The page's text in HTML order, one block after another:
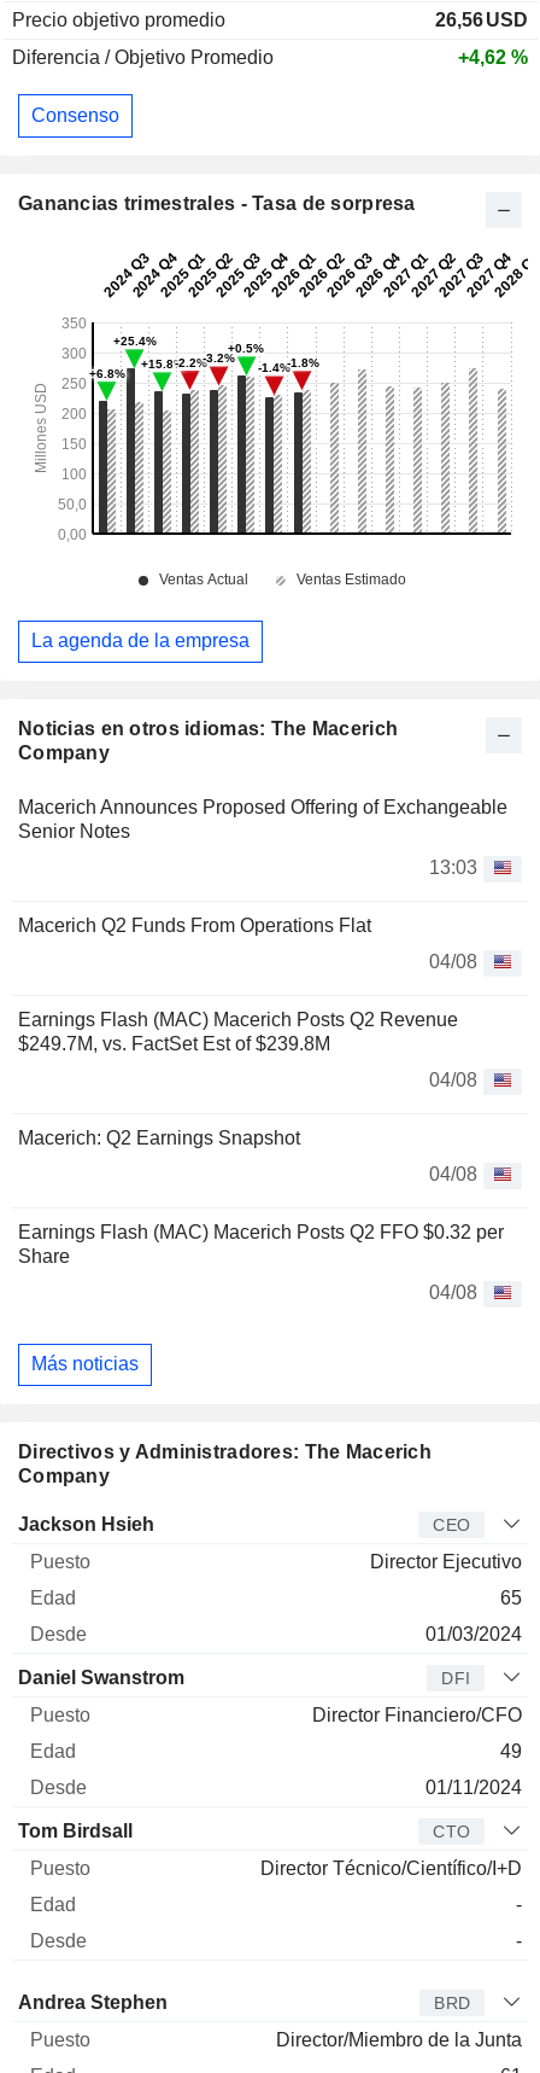
Noticias en otros idiomas: The Macerich
Company
Macerich Announces Proposed Offering of Exchangeable
Senior Notes
13:03
Macerich Q2 Funds From Operations Flat
04/08
Earnings Flash (MAC) Macerich Posts Q2 Revenue
$249.7M, vs. FactSet Est of $239.8M
04/08
Macerich: Q2 Earnings Snapshot
04/08
Earnings Flash (MAC) Macerich Posts Q2 FFO $0.32 per
Share
04/08
Más noticias
Directivos y Administradores: The Macerich
Company
Director Puesto
Jackson Hsieh CEO
Director Ejecutivo
65
01/03/2024
Daniel Swanstrom DFI
Director Financiero/CFO
49
01/11/2024
Tom Birdsall CTO
Director Técnico/Científico/I+D
-
-
Administrador Puesto
Andrea Stephen BRD
Director/Miembro de la Junta
Precio objetivo promedio
26,56USD
Diferencia / Objetivo Promedio
+4,62 %
Consenso
Ganancias trimestrales - Tasa de sorpresa
La agenda de la empresa